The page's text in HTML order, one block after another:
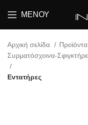
ΜΕΝΟΎ
Αρχική σελίδα Προϊόντα
Συρματόσχοινα-
Εντατήρες